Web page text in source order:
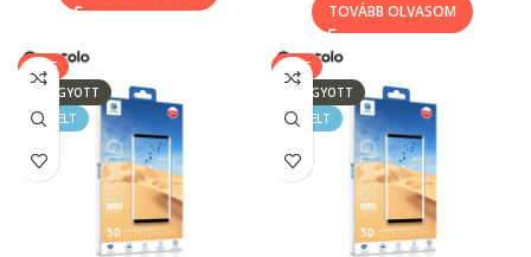
TOVÁBB OLVASOM
SALE
ELFOGYOTT
KIEMELT
SALE
ELFOGYOTT
KIEMELT